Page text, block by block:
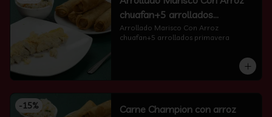
chuafan+5 arrollados
primavera
Arrollado Marisco Con Arroz
chuafan+5 arrollados primavera
-15%
Carne Champion con arroz